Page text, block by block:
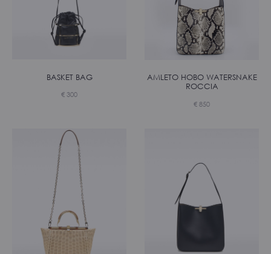
BASKET BAG
€ 300
AMLETO HOBO WATERSNAKE
ROCCIA
€ 850